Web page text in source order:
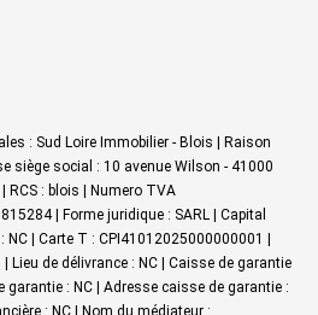
: Sud Loire Immobilier - Blois | Raison
siège social : 10 avenue Wilson - 41000
RCS : blois | Numero TVA
| Forme juridique : SARL | Capital
NC | Carte T : CPI41012025000000001 |
Lieu de délivrance : NC | Caisse de garantie
garantie : NC | Adresse caisse de garantie :
: NC | Nom du médiateur :